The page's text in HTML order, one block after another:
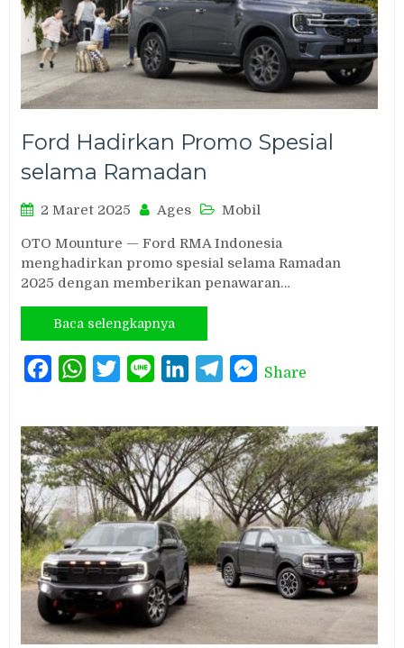
Ford Hadirkan Promo Spesial
selama Ramadan
2 Maret 2025 Ages Mobil
OTO Mounture — Ford RMA Indonesia
menghadirkan promo spesial selama Ramadan
2025 dengan memberikan penawaran…
Baca selengkapnya
FacebookWhatsAppTwitterLine LinkedInTelegramMessenger
Share